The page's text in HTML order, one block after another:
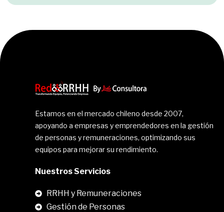
Estamos en el mercado chileno desde 2007,
apoyando a empresas y emprendedores en la gestión
de personas y remuneraciones, optimizando sus
equipos para mejorar su rendimiento.
Nuestros Servicios
RRHH y Remuneraciones
Gestión de Personas